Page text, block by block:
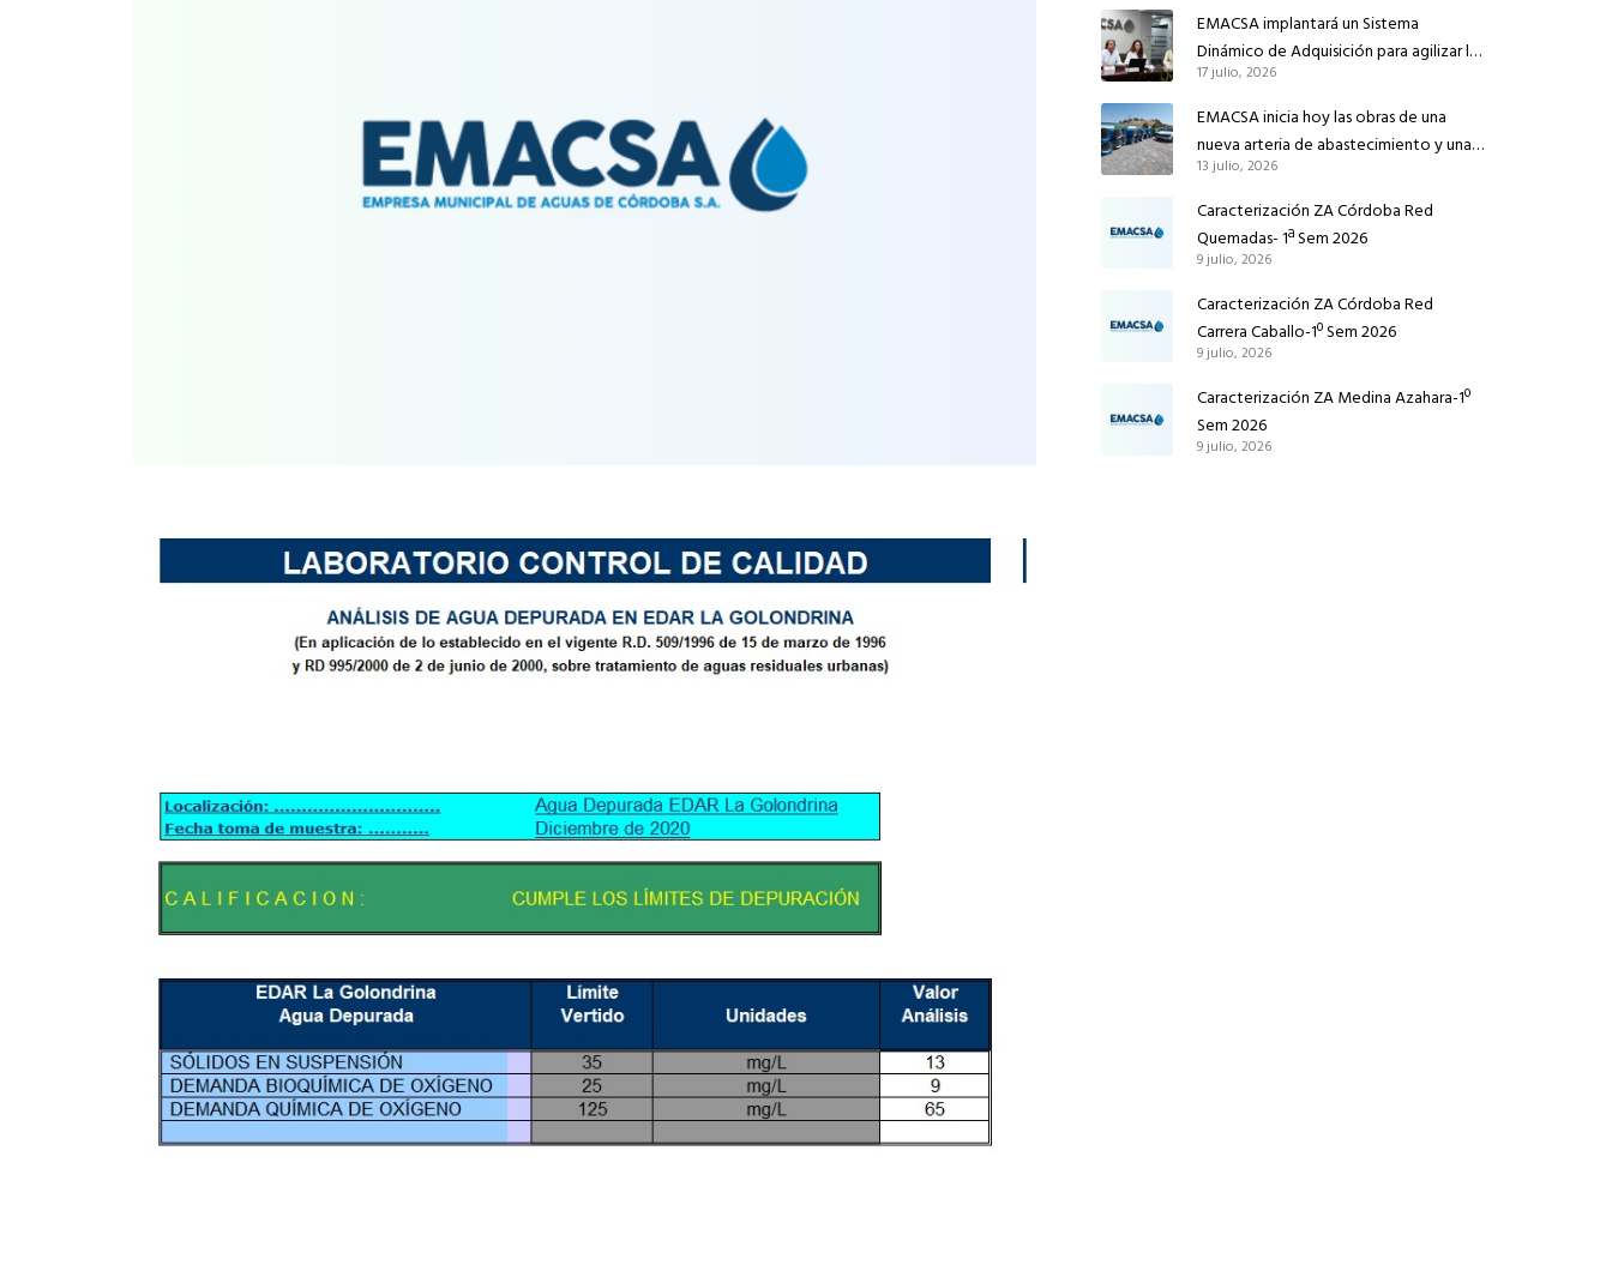
reforzar el suministro de agua de
Córdoba
EMACSA implantará un Sistema
Dinámico de Adquisición para agilizar la
contratación de obras en sus redes e
instalaciones
17 julio, 2026
EMACSA inicia hoy las obras de una
nueva arteria de abastecimiento y una
red de agua no potable en Ingeniero
Ruiz de Azúa
13 julio, 2026
Caracterización ZA Córdoba Red
Quemadas- 1ª Sem 2026
9 julio, 2026
Caracterización ZA Córdoba Red
Carrera Caballo-1º Sem 2026
9 julio, 2026
Caracterización ZA Medina Azahara-1º
Sem 2026
9 julio, 2026